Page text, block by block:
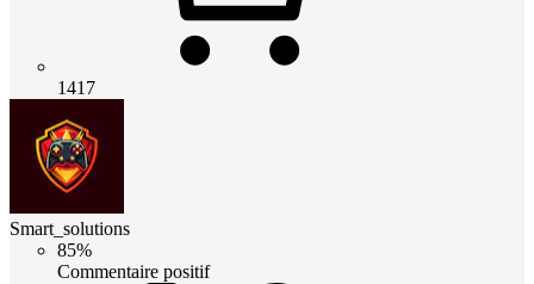
1417
Smart_solutions
85%
Commentaire positif